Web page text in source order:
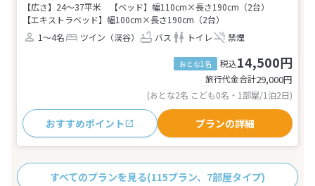
【広さ】24～37平米
【ベッド】幅110cm×長さ190cm（2台）
【エキストラベッド】幅100cm×長さ190cm（2台）
1～4名
ツイン（渓谷） バス トイレ 禁煙
おとな1名 税込14,500円
旅行代金合計29,000円
(おとな2名 こども0名・1部屋/1泊2日)
おすすめポイント プランの詳細
すべてのプランを見る(115プラン、7部屋タイプ)